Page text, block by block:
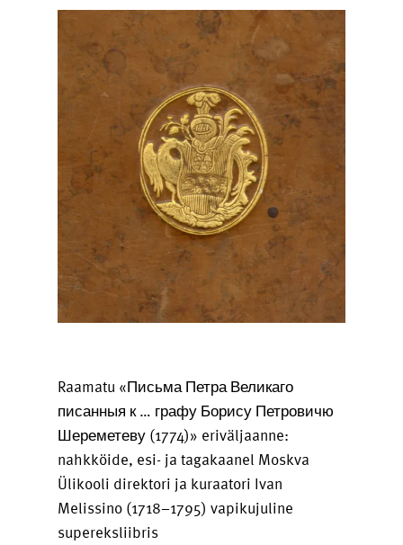
Raamatu «Письма Петра Великаго
писанныя к … графу Борису Петровичю
Шереметеву (1774)» eriväljaanne:
nahkköide, esi- ja tagakaanel Moskva
Ülikooli direktori ja kuraatori Ivan
Melissino (1718–1795) vapikujuline
supereksliibris